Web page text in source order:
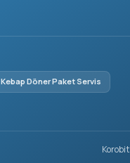
Kebap Döner Paket Servis
Korobit